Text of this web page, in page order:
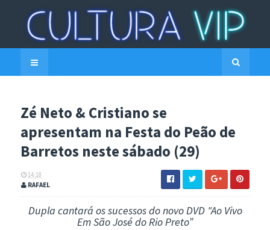
Zé Neto & Cristiano se
apresentam na Festa do Peão de
Barretos neste sábado (29)
14:18
RAFAEL
Dupla cantará os sucessos do novo DVD "Ao Vivo
Em São José do Rio Preto”